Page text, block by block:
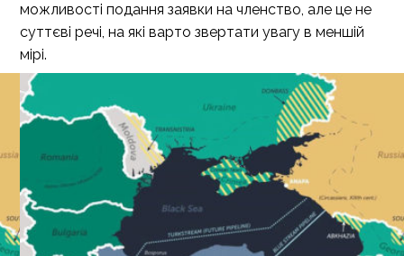
можливості подання заявки на членство, але це не
суттєві речі, на які варто звертати увагу в меншій
мірі.